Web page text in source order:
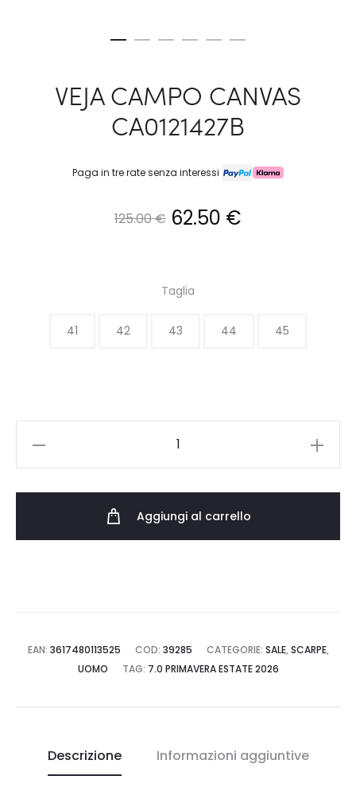
VEJA CAMPO CANVAS
CA0121427B
Paga in tre rate senza interessi
125.00€ Il
originale
era:
62.50 €
Taglia
41 42 43 44 45
Aggiungi al carrello
EAN: 3617480113525 COD: 39285 CATEGORIE: SALE, SCARPE,
UOMO
TAG: 7.0 PRIMAVERA ESTATE 2026
Descrizione Informazioni aggiuntive